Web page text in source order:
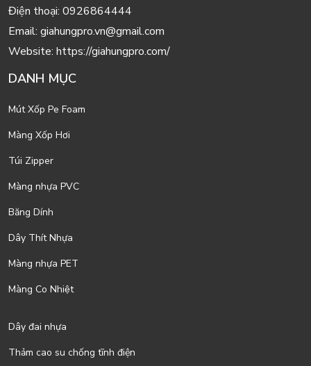
Điện thoại: 0926864444
Email: giahungpro.vn@gmail.com
Website: https://giahungpro.com/
DANH MỤC
Mút Xốp Pe Foam
Màng Xốp Hơi
Túi Zipper
Màng nhựa PVC
Băng Dính
Dây Thít Nhựa
Màng nhựa PET
Màng Co Nhiệt
Dây đai nhựa
Thảm cao su chống tĩnh điện